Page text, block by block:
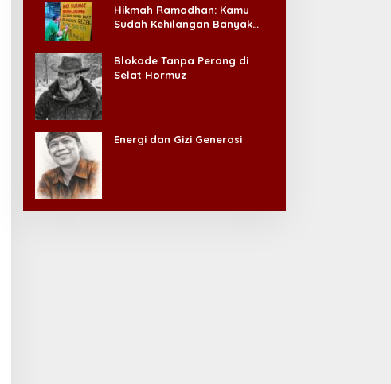
Hikmah Ramadhan: Kamu
Sudah Kehilangan Banyak
Blokade Tanpa Perang di
Selat Hormuz
Energi dan Gizi Generasi